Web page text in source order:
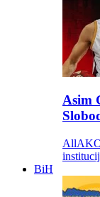
Asim
All
BiH